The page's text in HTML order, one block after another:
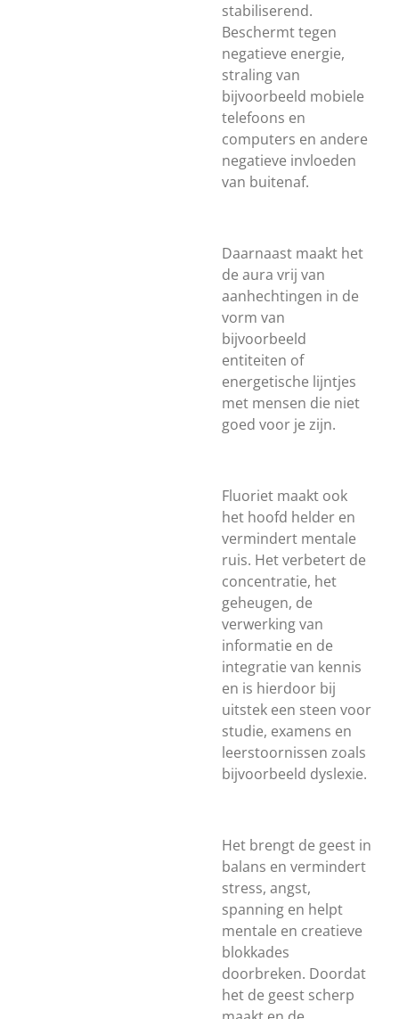
stabiliserend.
Beschermt tegen
negatieve energie,
straling van
bijvoorbeeld mobiele
telefoons en
computers en andere
negatieve invloeden
van buitenaf.
Daarnaast maakt het
de aura vrij van
aanhechtingen in de
vorm van
bijvoorbeeld
entiteiten of
energetische lijntjes
met mensen die niet
goed voor je zijn.
Fluoriet maakt ook
het hoofd helder en
vermindert mentale
ruis. Het verbetert de
concentratie, het
geheugen, de
verwerking van
informatie en de
integratie van kennis
en is hierdoor bij
uitstek een steen voor
studie, examens en
leerstoornissen zoals
bijvoorbeeld dyslexie.
Het brengt de geest in
balans en vermindert
stress, angst,
spanning en helpt
mentale en creatieve
blokkades
doorbreken. Doordat
het de geest scherp